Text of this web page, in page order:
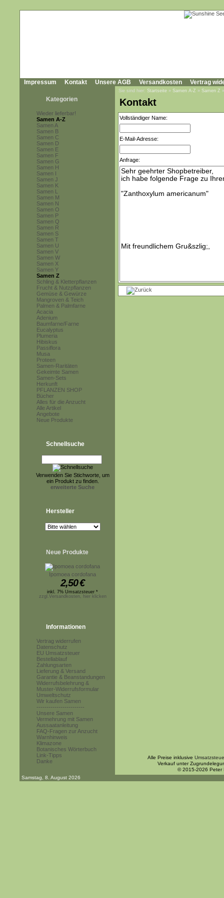
Impressum Kontakt Unsere AGB Versandkosten Vertrag
Kategorien
Wieder lieferbar!
Samen A-Z
Samen A
Samen B
Samen C
Samen D
Samen E
Samen F
Samen G
Samen H
Samen I
Samen J
Samen K
Samen L
Samen M
Samen N
Samen O
Samen P
Samen Q
Samen R
Samen S
Samen T
Samen U
Samen V
Samen W
Samen X
Samen Y
Samen Z
Schling & Kletterpflanzen
Frucht & Nutzpflanzen
Gemüse & Gewürze
Mangroven & Teich
Palmen & Palmfarne
Acacia
Adenium
Baumfarne/Farne
Eucalyptus
Plumeria
Hibiskus
Passiflora
Musa
Proteen
Samen-Raritäten
Gekeimte Samen
Samen-Sets
Herkunft
PFLANZEN SHOP
Bücher
Alles für die Anzucht
Alle Artikel
Angebote
Neue Produkte
Schnellsuche
Verwenden Sie Stichworte, um
ein Produkt zu finden.
erweiterte Suche
Hersteller
Neue Produkte
Ipomoea cordofana
2,50€
inkl. 7% Umsatzsteuer *
zzgl.Versandkosten, hier klicken
Informationen
Vertrag widerrufen
Datenschutz
EU Umsatzsteuer
Bestellablauf
Zahlungsarten
Lieferung & Versand
Garantie & Beanstandungen
Widerrufsbelehrung &
Muster-Widerrufsformular
Umweltschutz
Wir kaufen Samen
------------------------
Unsere Samen
Vermehrung mit Samen
Aussaatanleitung
FAQ-Fragen zur Anzucht
Warnhinweis
Klimazone
Botanisches Wörterbuch
Link-Tipps
Danke
Sie sind hier: Startseite » Samen A-Z » Samen Z
Kontakt
Vollständiger Name:
E-Mail-Adresse:
Anfrage:
Alle Preise inklusive
Verkauf unter
© 2015-2026 Peter
Samstag, 8. August 2026